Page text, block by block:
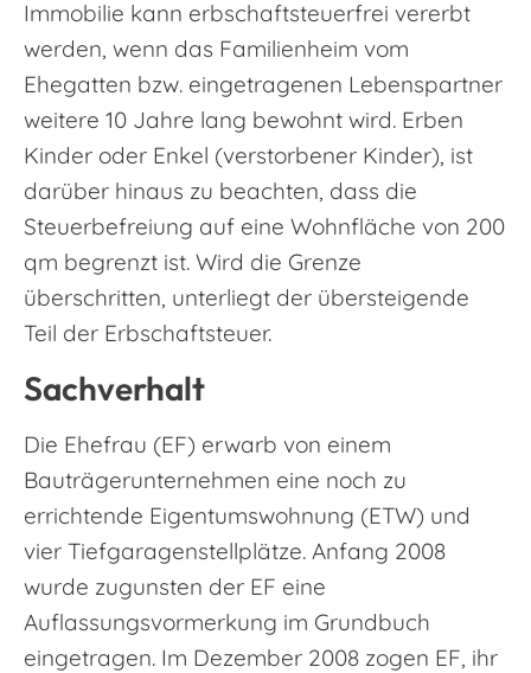
Immobilie kann erbschaftsteuerfrei vererbt
werden, wenn das Familienheim vom
Ehegatten bzw. eingetragenen Lebenspartner
weitere 10 Jahre lang bewohnt wird. Erben
Kinder oder Enkel (verstorbener Kinder), ist
darüber hinaus zu beachten, dass die
Steuerbefreiung auf eine Wohnfläche von 200
qm begrenzt ist. Wird die Grenze
überschritten, unterliegt der übersteigende
Teil der Erbschaftsteuer.
Sachverhalt
Die Ehefrau (EF) erwarb von einem
Bauträgerunternehmen eine noch zu
errichtende Eigentumswohnung (ETW) und
vier Tiefgaragenstellplätze. Anfang 2008
wurde zugunsten der EF eine
Auflassungsvormerkung im Grundbuch
eingetragen. Im Dezember 2008 zogen EF, ihr